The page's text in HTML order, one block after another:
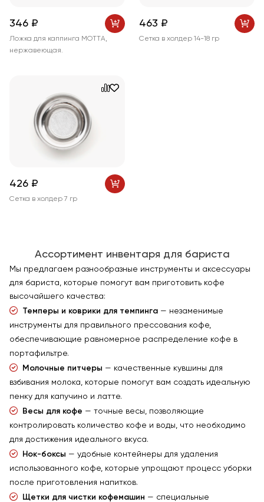
346 ₽
Ложка для каппинга МОТТA,
нержавеющая.
463 ₽
Сетка в холдер 14-18 гр
426 ₽
Сетка в холдер 7 гр
Ассортимент инвентаря для бариста
Мы предлагаем разнообразные инструменты и аксессуары
для бариста, которые помогут вам приготовить кофе
высочайшего качества:
Темперы и коврики для темпинга — незаменимые
инструменты для правильного прессования кофе,
обеспечивающие равномерное распределение кофе в
портафильтре.
Молочные питчеры — качественные кувшины для
взбивания молока, которые помогут вам создать идеальную
пенку для капучино и латте.
Весы для кофе — точные весы, позволяющие
контролировать количество кофе и воды, что необходимо
для достижения идеального вкуса.
Нок-боксы — удобные контейнеры для удаления
использованного кофе, которые упрощают процесс уборки
после приготовления напитков.
Щетки для чистки кофемашин — специальные